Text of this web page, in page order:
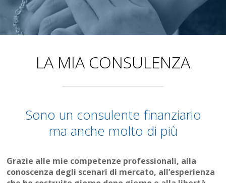
LA MIA CONSULENZA
Sono un consulente finanziario
ma anche molto di più
Grazie alle mie competenze professionali, alla
conoscenza degli scenari di mercato, all’esperienza